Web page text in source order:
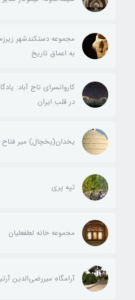
مجموعه دستکندشهر
به اعماق تاریخ
کاروانسرای تاج آباد:
در قلب ایران
یخدان(يخچال) مير فتاح
تپه پری
مجموعه خانه لطفعليان
آرامگاه ميررضي‌الدين